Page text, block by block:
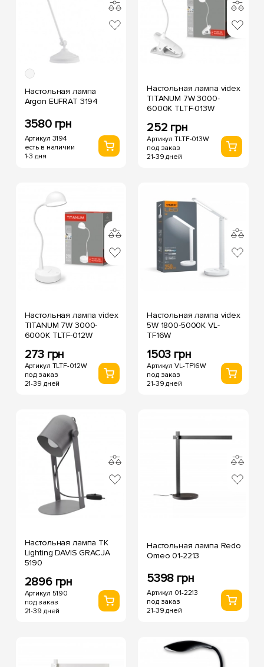
Настольная лампа
Argon EUFRAT 3194
3580 грн
Артикул 3194
есть в наличии
1-3 дня
Настольная лампа videx
TITANUM 7W 3000-
6000K TLTF-013W
252 грн
Артикул TLTF-013W
под заказ
21-39 дней
Настольная лампа videx
TITANUM 7W 3000-
6000K TLTF-012W
273 грн
Артикул TLTF-012W
под заказ
21-39 дней
Настольная лампа videx
5W 1800-5000K VL-
TF16W
1503 грн
Артикул VL-TF16W
под заказ
21-39 дней
Настольная лампа TK
Lighting DAVIS GRACJA
5190
2896 грн
Артикул 5190
под заказ
21-39 дней
Настольная лампа Redo
Omeo 01-2213
5398 грн
Артикул 01-2213
под заказ
21-39 дней